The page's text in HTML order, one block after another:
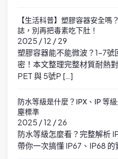
【生活科普】塑膠容器安全嗎
誌，別再把毒素吃下肚！
2025 / 12 / 29
塑膠容器能不能微波？1-7號
密！本文整理完整材質耐熱
PET 與 5號P […]
防水等級是什麼？IPX、IP 等
塵標準
2025 / 12 / 26
防水等級怎麼看？完整解析
帶你一次搞懂 IP67、IP68